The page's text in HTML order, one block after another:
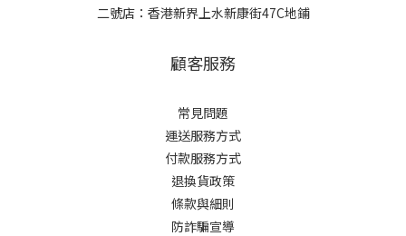
二號店：香港新界上水新康街47C地鋪
顧客服務
常見問題
運送服務方式
付款服務方式
退換貨政策
條款與細則
防詐騙宣導